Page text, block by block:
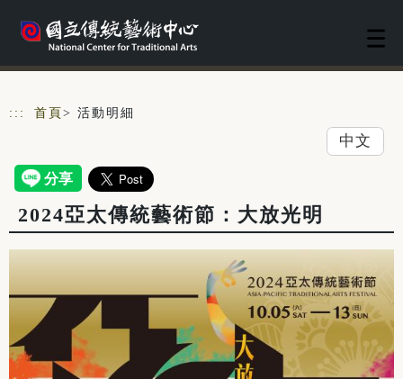
::: 首頁 > 活動明細
中文
2024亞太傳統藝術節：大放光明